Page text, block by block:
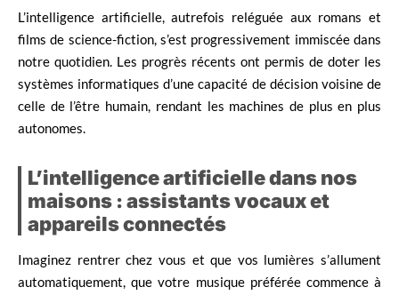
L’intelligence artificielle, autrefois reléguée aux romans et
films de science-fiction, s’est progressivement immiscée dans
notre quotidien. Les progrès récents ont permis de doter les
systèmes informatiques d’une capacité de décision voisine de
celle de l’être humain, rendant les machines de plus en plus
autonomes.
L’intelligence artificielle dans nos
maisons : assistants vocaux et
appareils connectés
Imaginez rentrer chez vous et que vos lumières s’allument
automatiquement, que votre musique préférée commence à